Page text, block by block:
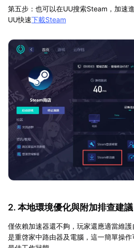
第五步：也可以在UU搜索Steam，加速
UU快速下載Steam
2. 本地環境優化與附加排查建議
僅依賴加速器還不夠，玩家還應適當維
是重啓家中路由器及電腦，這一簡單操